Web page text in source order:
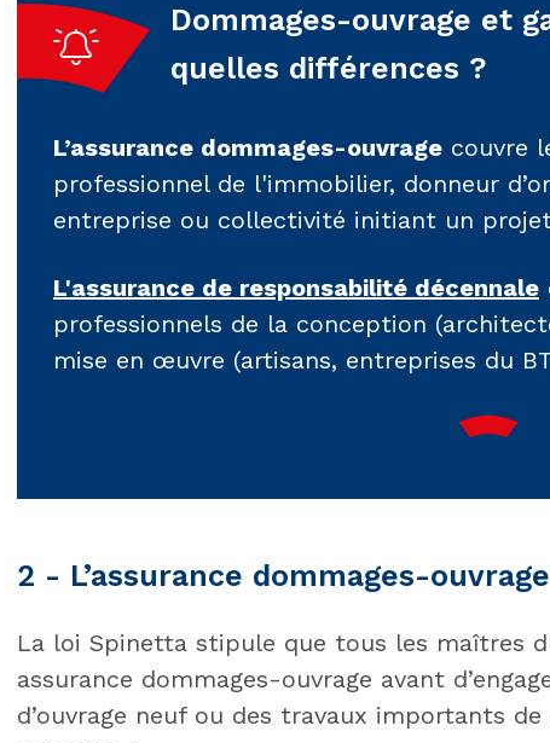
Dommages-ouvrage et
quelles différences ?
L’assurance dommages-ouvrage couvre
professionnel de l'immobilier, donneur
entreprise ou collectivité initiant un
L'assurance de responsabilité décennale
professionnels de la conception
mise en œuvre (artisans, entreprises du
2 - L’assurance dommages-
La loi Spinetta stipule que tous les maîtres
assurance dommages-ouvrage avant
d’ouvrage neuf ou des travaux importants